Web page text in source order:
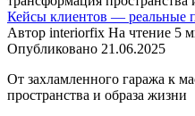
Кейсы клиентов — реальные
Автор interiorfix На чтение 5
Опубликовано 21.06.2025
От захламленного гаража к
пространства и образа жизни